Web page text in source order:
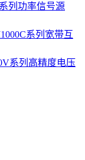
列功率信号源
系列宽带互
系列高精度电压